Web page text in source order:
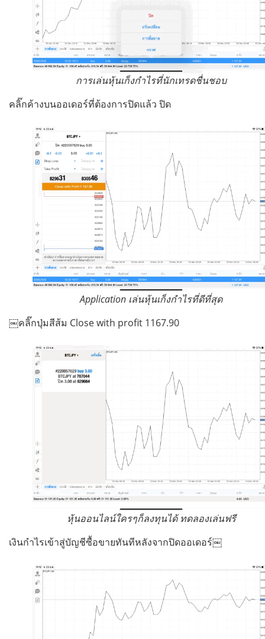
การเล่นหุ้นเก็งกำไรที่นักเทรดชื่นชอบ
คลิ๊กค้างบนออเดอร์ที่ต้องการปิดแล้ว ปิด
Application เล่นหุ้นเก็งกำไรที่ดีที่สุด
￼คลิ๊กปุ่มสีส้ม Close with profit 1167.90
หุ้นออนไลน์ใครๆก็ลงทุนได้ ทดลองเล่นฟรี
เงินกำไรเข้าสู่บัญชีซื้อขายทันทีหลังจากปิดออเดอร์￼